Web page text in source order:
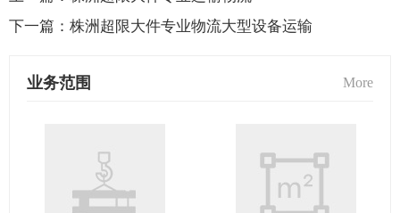
下一篇： 株洲超限大件专业物流大型设备运输
业务范围 More